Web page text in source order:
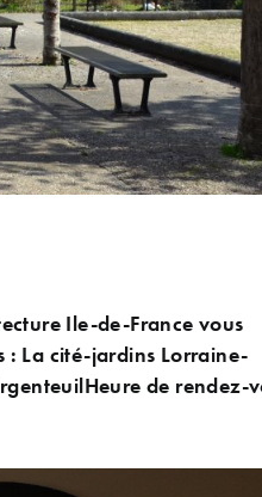
Ile-de-France vous
: La cité-jardins Lorraine-
de rendez-